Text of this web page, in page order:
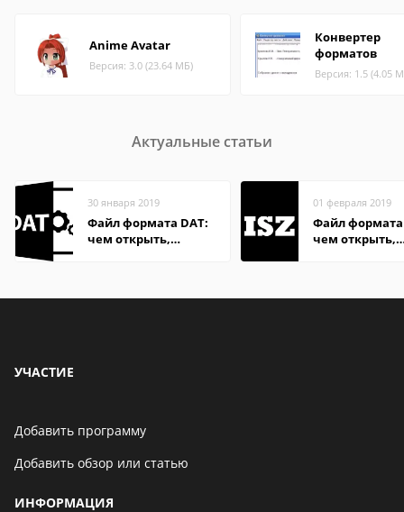
Anime Avatar
Версия: 3.0 (23.64 МБ)
Конвертер
форматов
Версия: 1.5 (4.05
Актуальные статьи
30 января 2019
Файл формата DAT:
чем открыть,
01 февраля 2019
Файл формата
чем открыть,
УЧАСТИЕ
Добавить программу
Добавить обзор или статью
ИНФОРМАЦИЯ